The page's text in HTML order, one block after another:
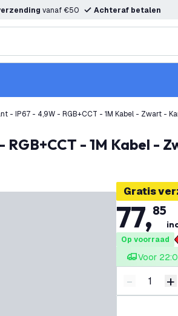
vanaf €50 Achteraf betalen
- IP67 - 4,9W - RGB+CCT - 1M Kabel - Zwart -
RGB+CCT - 1M Kabel -
Gratis
77,85
Op voorraad
Voor
Verminder
- +